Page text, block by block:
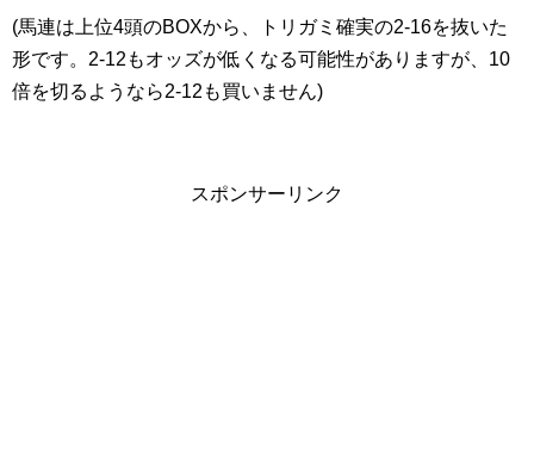
(馬連は上位4頭のBOXから、トリガミ確実の2-16を抜いた
形です。2-12もオッズが低くなる可能性がありますが、10
倍を切るようなら2-12も買いません)
スポンサーリンク